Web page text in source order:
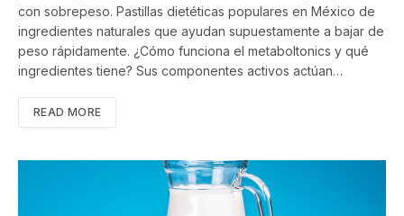
con sobrepeso. Pastillas dietéticas populares en México de
ingredientes naturales que ayudan supuestamente a bajar de
peso rápidamente. ¿Cómo funciona el metaboltonics y qué
ingredientes tiene? Sus componentes activos actúan…
READ MORE